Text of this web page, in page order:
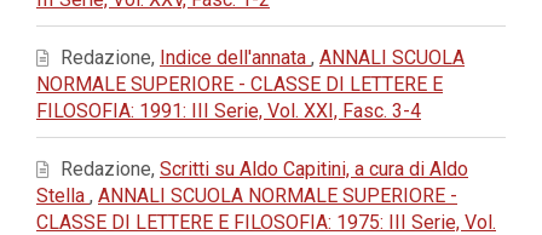
Redazione, Indice dell'annata , ANNALI SCUOLA
NORMALE SUPERIORE - CLASSE DI LETTERE E
FILOSOFIA: 1991: III Serie, Vol. XXI, Fasc. 3-4
Redazione, Scritti su Aldo Capitini, a cura di Aldo
Stella , ANNALI SCUOLA NORMALE SUPERIORE -
CLASSE DI LETTERE E FILOSOFIA: 1975: III Serie, Vol.